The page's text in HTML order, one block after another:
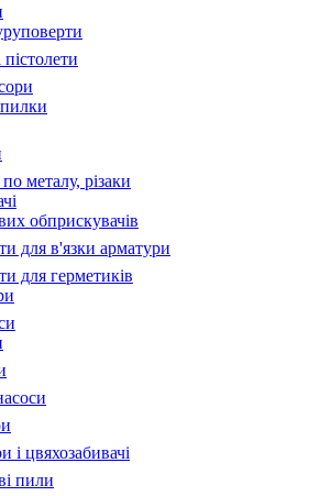
металу, різаки
обприскувачів
для в'язки арматури
для герметиків
і цвяхозабивачі
пили